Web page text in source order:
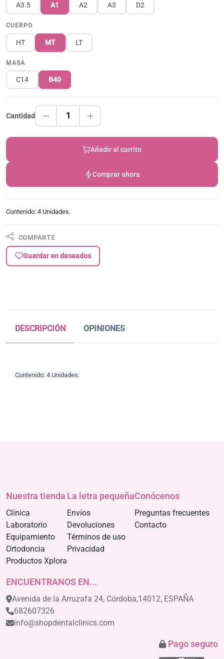
A3.5 A1 A2 A3 D2
CUERPO
HT MT LT
MASA
C14 B40
Cantidad 1
Añadir al carrito
Comprar ahora
Contenido: 4 Unidades.
COMPARTE
Guardar en deseados
DESCRIPCIÓN OPINIONES
Contenido: 4 Unidades.
Nuestra tienda
Clínica
Laboratorio
Equipamiento
Ortodoncia
Productos Xplora
La letra pequeña
Envíos
Devoluciones
Términos de uso
Privacidad
Conócenos
Preguntas frecuentes
Contacto
ENCUENTRANOS EN...
Avenida de la Arruzafa 24, Córdoba,14012, ESPAÑA
682607326
info@shopdentalclinics.com
Pago seguro